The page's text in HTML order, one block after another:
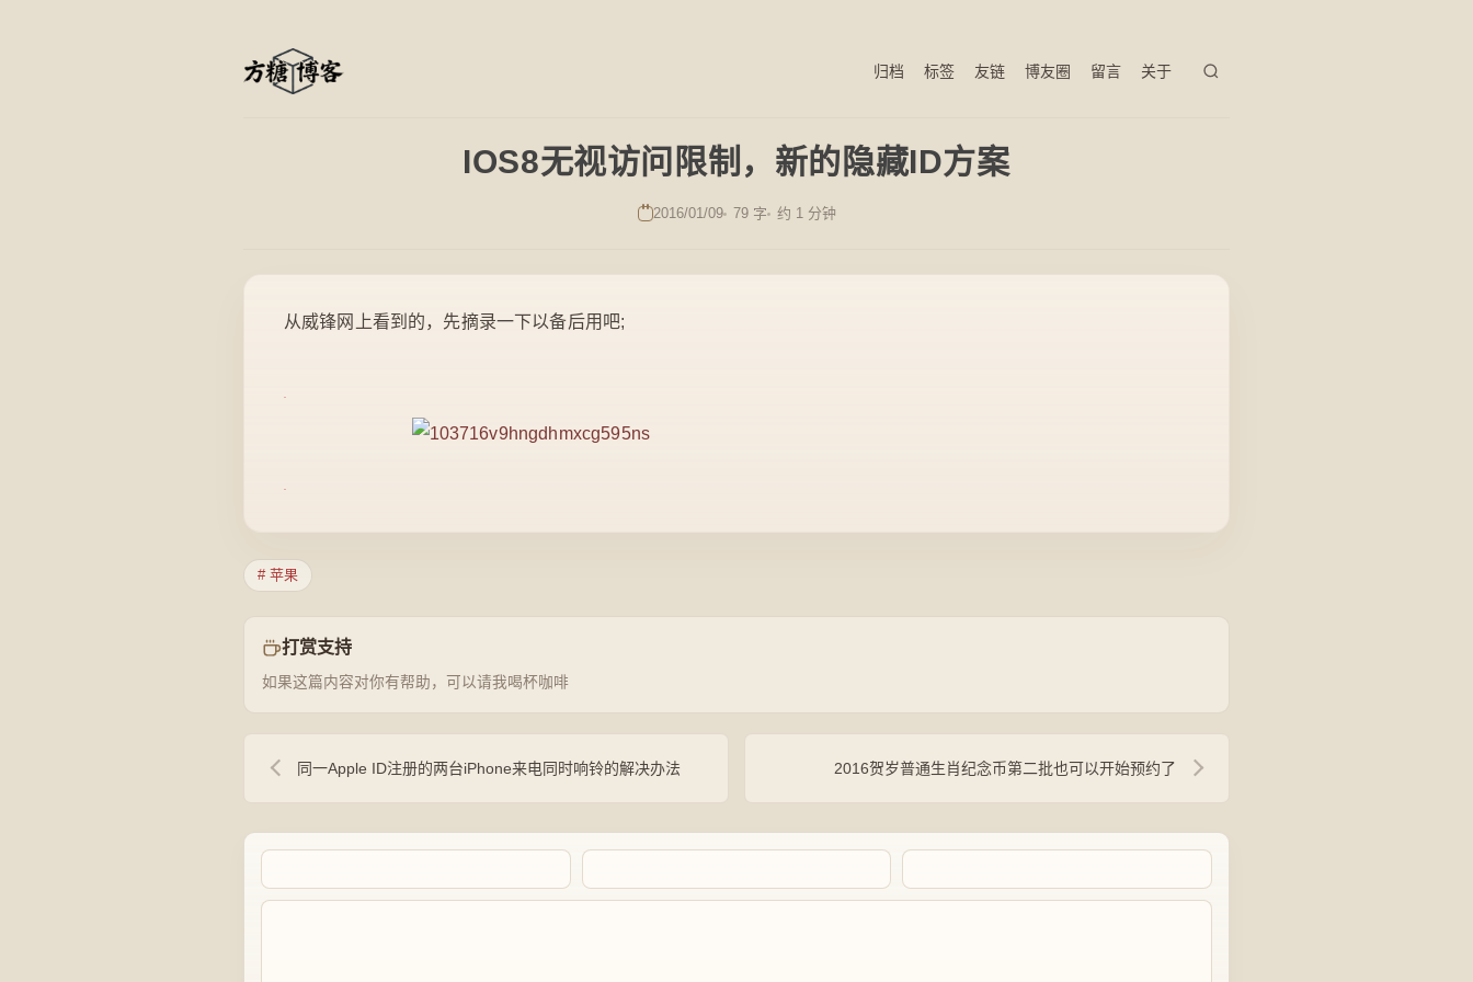
归档 标签 友链 博友圈 留言 关于
IOS8无视访问限制，新的隐藏ID方案
2016/01/09 79 字 约 1 分钟
从威锋网上看到的，先摘录一下以备后用吧;
# 苹果
打赏支持
如果这篇内容对你有帮助，可以请我喝杯咖啡
同一Apple ID注册的两台iPhone来电同时响铃的解决办法 2016贺岁普通生肖纪念币第二批也可以开始预约了